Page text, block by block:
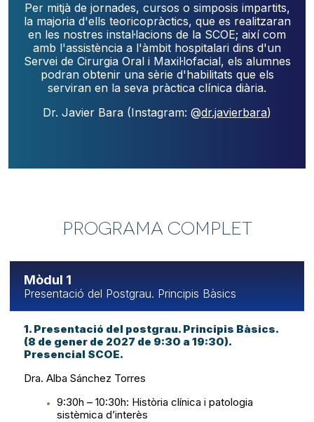
Per mitjà de jornades, cursos o simposis impartits,
la majoria d'ells teoricopràctics, que es realitzaran
en les nostres instal·lacions de la SCOE; així com
amb l'assistència a l'àmbit hospitalari dins d'un
Servei de Cirurgia Oral i Maxil·lofacial, els alumnes
podran obtenir una sèrie d'habilitats que els
serviran en la seva pràctica clínica diària.
Dr. Javier Bara (Instagram: @dr.javierbara)
PROGRAMA COMPLET
Mòdul 1
Presentació del Postgrau. Principis Bàsics
1. Presentació del postgrau. Principis Bàsics.
(8 de gener de 2027 de 9:30 a 19:30).
Presencial SCOE.
Dra. Alba Sánchez Torres
9:30h – 10:30h: Història clínica i patologia
sistèmica d’interès